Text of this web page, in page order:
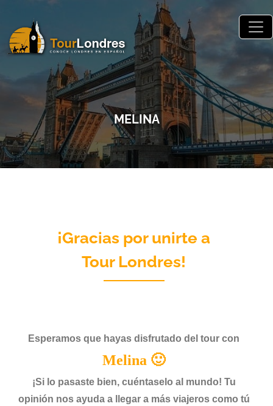
MELINA
¡Gracias por unirte a
Tour Londres!
Esperamos que hayas disfrutado del tour con
Melina 🙂
¡Si lo pasaste bien, cuéntaselo al mundo! Tu
opinión nos ayuda a llegar a más viajeros como tú